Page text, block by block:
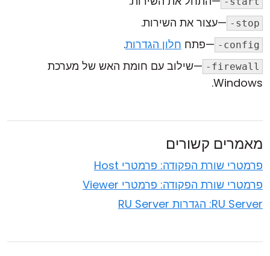
-stop —עצור את השירות.
-config —פתח חלון הגדרות.
-firewall —שילוב עם חומת האש של מערכת
Windows.
מאמרים קשורים
פרמטרי שורת הפקודה: פרמטרי Host
פרמטרי שורת הפקודה: פרמטרי Viewer
RU Server: הגדרות RU Server